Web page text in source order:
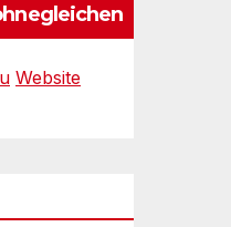
Website